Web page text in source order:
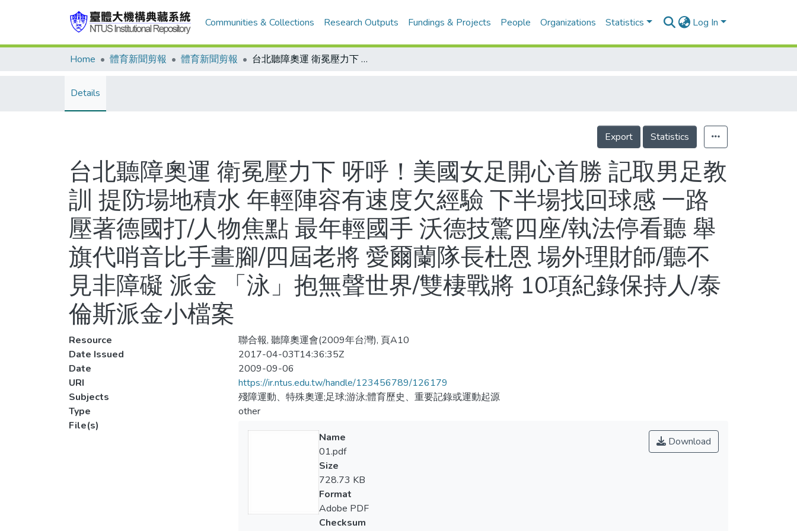
Communities & Collections Research Outputs Fundings & Projects People Organizations Statistics Log In
Home 體育新聞剪報 體育新聞剪報 台北聽障奧運 衛冕壓力下 呀呼！美國女足開心首勝 記取男足教訓 提防場地積水 年輕陣容有速度欠經驗 下半場找回球感 一路壓著德國打/人物焦點 最年輕國手 沃德技驚四座/執法停看聽 舉旗代哨音比手畫腳/四屆老將 愛爾蘭隊長杜恩 場外理財師/聽不見非障礙 派金 「泳」抱無聲世界/雙棲戰將 10項紀錄保持人/泰倫斯派金小檔案
Details
Export Statistics
台北聽障奧運 衛冕壓力下 呀呼！美國女足開心首勝 記取男足教
訓 提防場地積水 年輕陣容有速度欠經驗 下半場找回球感 一路
壓著德國打/人物焦點 最年輕國手 沃德技驚四座/執法停看聽 舉
旗代哨音比手畫腳/四屆老將 愛爾蘭隊長杜恩 場外理財師/聽不
見非障礙 派金 「泳」抱無聲世界/雙棲戰將 10項紀錄保持人/泰
倫斯派金小檔案
Resource
聯合報, 聽障奧運會(2009年台灣), 頁A10
Date Issued
2017-04-03T14:36:35Z
Date
2009-09-06
URI
https://ir.ntus.edu.tw/handle/123456789/126179
Subjects
殘障運動、特殊奧運;足球;游泳;體育歷史、重要記錄或運動起源
Type
other
File(s)
Download
Name
01.pdf
Size
728.73 KB
Format
Adobe PDF
Checksum